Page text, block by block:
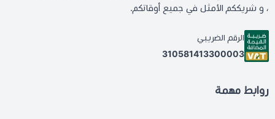
، و شريككم الأمثل في جميع أوقاتكم.
الرقم الضريبي
310581413300003
روابط مهمة